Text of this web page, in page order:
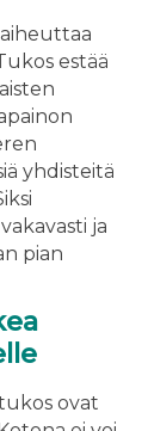
estää
yhdisteitä
ja
pian
ovat